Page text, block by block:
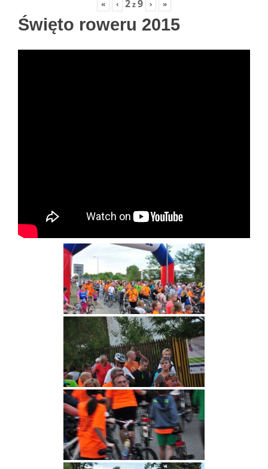
« ‹ 2z9 › »
Święto roweru 2015